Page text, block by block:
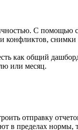
С
как общий
или месяц.
отправку
пределах нормы,